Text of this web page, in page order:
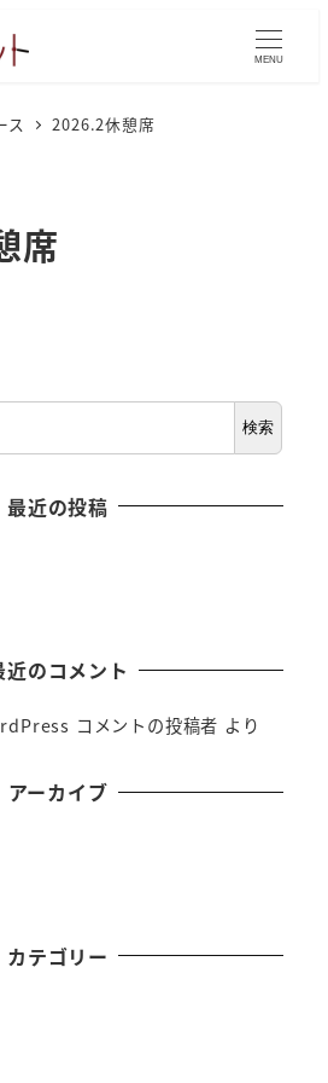
MENU
ス 2026.2休憩席
席
検索
最近の投稿
近のコメント
コメントの投稿者 より
アーカイブ
カテゴリー